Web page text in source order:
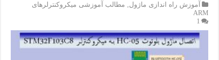
آموزش راه اندازی ماژول, مطالب آموزشی میکروکنترلرهای
ARM
1